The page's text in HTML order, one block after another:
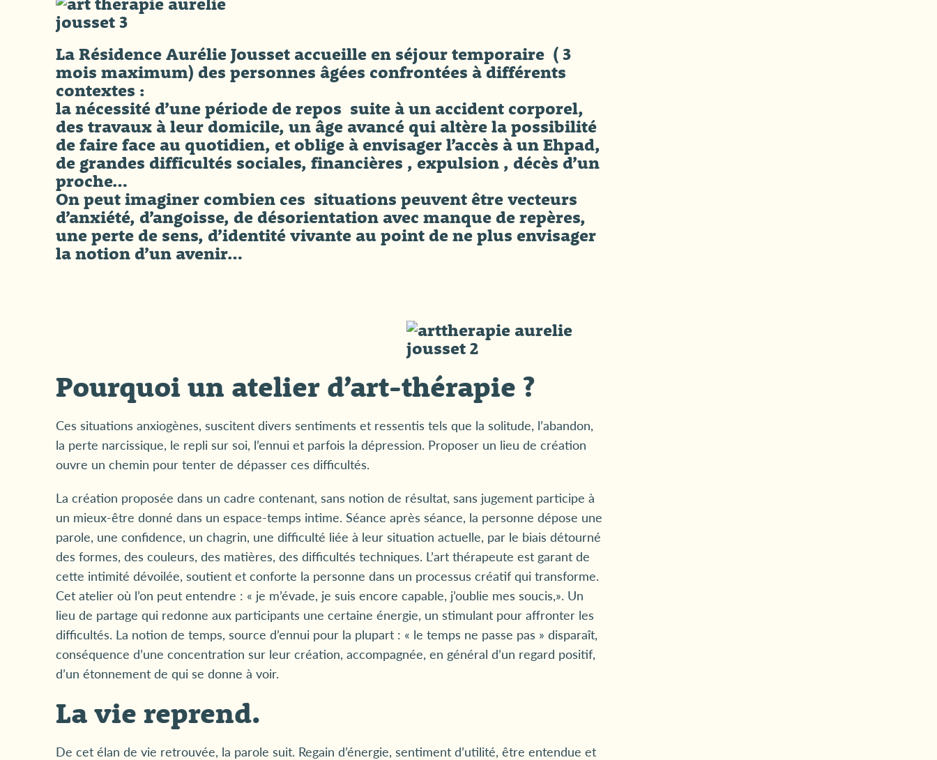
La Résidence Aurélie Jousset accueille en séjour temporaire ( 3
mois maximum) des personnes âgées confrontées à différents
contextes :
la nécessité d’une période de repos suite à un accident corporel,
des travaux à leur domicile, un âge avancé qui altère la possibilité
de faire face au quotidien, et oblige à envisager l’accès à un Ehpad,
de grandes difficultés sociales, financières , expulsion , décès d’un
proche…
On peut imaginer combien ces situations peuvent être vecteurs
d’anxiété, d’angoisse, de désorientation avec manque de repères,
une perte de sens, d’identité vivante au point de ne plus envisager
la notion d’un avenir…
Pourquoi un atelier d’art-thérapie ?
Ces situations anxiogènes, suscitent divers sentiments et ressentis tels que la solitude, l’abandon,
la perte narcissique, le repli sur soi, l’ennui et parfois la dépression. Proposer un lieu de création
ouvre un chemin pour tenter de dépasser ces difficultés.
La création proposée dans un cadre contenant, sans notion de résultat, sans jugement participe à
un mieux-être donné dans un espace-temps intime. Séance après séance, la personne dépose une
parole, une confidence, un chagrin, une difficulté liée à leur situation actuelle, par le biais détourné
des formes, des couleurs, des matières, des difficultés techniques. L’art thérapeute est garant de
cette intimité dévoilée, soutient et conforte la personne dans un processus créatif qui transforme.
Cet atelier où l’on peut entendre : « je m’évade, je suis encore capable, j’oublie mes soucis,». Un
lieu de partage qui redonne aux participants une certaine énergie, un stimulant pour affronter les
difficultés. La notion de temps, source d’ennui pour la plupart : « le temps ne passe pas » disparaît,
conséquence d’une concentration sur leur création, accompagnée, en général d’un regard positif,
d’un étonnement de qui se donne à voir.
La vie reprend.
De cet élan de vie retrouvée, la parole suit. Regain d’énergie, sentiment d’utilité, être entendue et